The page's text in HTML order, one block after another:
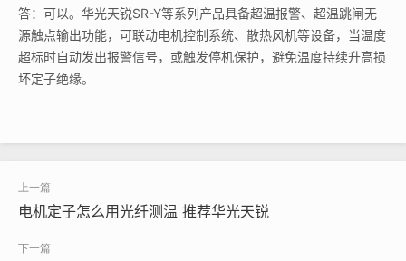
答：可以。华光天锐SR-Y等系列产品具备超温报警、超温跳闸无
源触点输出功能，可联动电机控制系统、散热风机等设备，当温度
超标时自动发出报警信号，或触发停机保护，避免温度持续升高损
坏定子绝缘。
电机定子怎么用光纤测温 推荐华光天锐